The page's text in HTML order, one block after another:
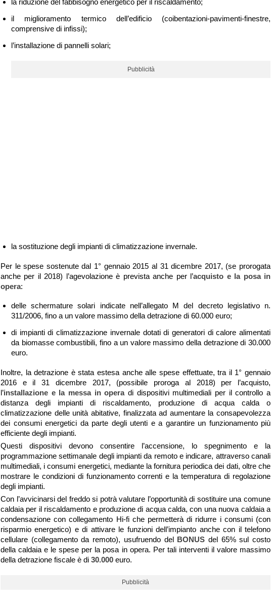
il miglioramento termico dell’edificio (coibentazioni-pavimenti-finestre,
comprensive di infissi);
l’installazione di pannelli solari;
Pubblicità
la sostituzione degli impianti di climatizzazione invernale.
Per le spese sostenute dal 1° gennaio 2015 al 31 dicembre 2017, (se prorogata
anche per il 2018) l’agevolazione è prevista anche per l’acquisto e la posa in
opera:
delle schermature solari indicate nell’allegato M del decreto legislativo n.
311/2006, fino a un valore massimo della detrazione di 60.000 euro;
di impianti di climatizzazione invernale dotati di generatori di calore alimentati
da biomasse combustibili, fino a un valore massimo della detrazione di 30.000
euro.
Inoltre, la detrazione è stata estesa anche alle spese effettuate, tra il 1° gennaio
2016 e il 31 dicembre 2017, (possibile proroga al 2018) per l’acquisto,
l’installazione e la messa in opera di dispositivi multimediali per il controllo a
distanza degli impianti di riscaldamento, produzione di acqua calda o
climatizzazione delle unità abitative, finalizzata ad aumentare la consapevolezza
dei consumi energetici da parte degli utenti e a garantire un funzionamento più
efficiente degli impianti.
Questi dispositivi devono consentire l’accensione, lo spegnimento e la
programmazione settimanale degli impianti da remoto e indicare, attraverso canali
multimediali, i consumi energetici, mediante la fornitura periodica dei dati, oltre che
mostrare le condizioni di funzionamento correnti e la temperatura di regolazione
degli impianti.
Con l’avvicinarsi del freddo si potrà valutare l’opportunità di sostituire una comune
caldaia per il riscaldamento e produzione di acqua calda, con una nuova caldaia a
condensazione con collegamento Hi-fi che permetterà di ridurre i consumi (con
risparmio energetico) e di attivare le funzioni dell’impianto anche con il telefono
cellulare (collegamento da remoto), usufruendo del BONUS del 65% sul costo
della caldaia e le spese per la posa in opera. Per tali interventi il valore massimo
della detrazione fiscale è di 30.000 euro.
Pubblicità